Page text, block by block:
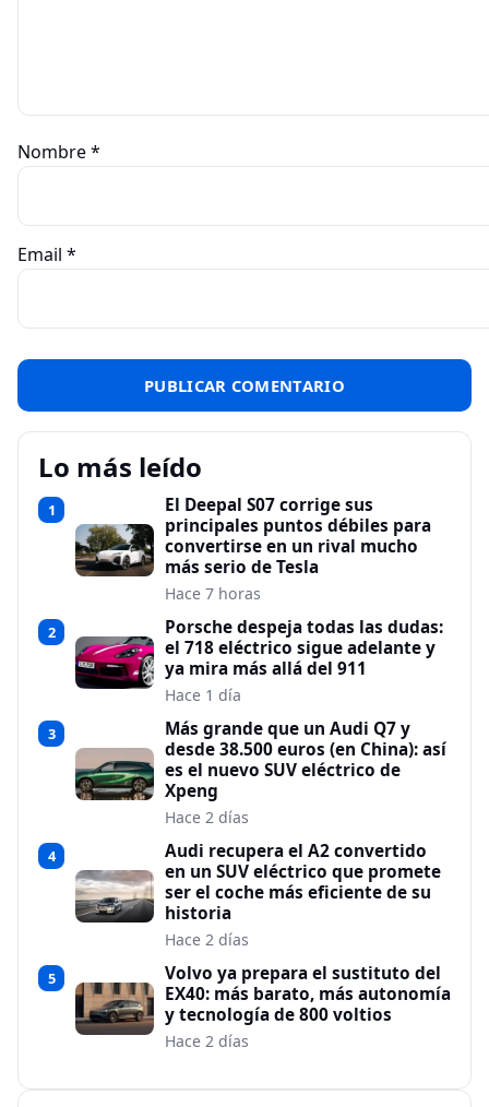
Nombre*
Email *
Lo más leído
1
El Deepal S07 corrige sus
principales puntos débiles para
convertirse en un rival mucho
más serio de Tesla
Hace 7 horas
2
Porsche despeja todas las dudas:
el 718 eléctrico sigue adelante y
ya mira más allá del 911
Hace 1 día
3
Más grande que un Audi Q7 y
desde 38.500 euros (en China): así
es el nuevo SUV eléctrico de
Xpeng
Hace 2 días
4
Audi recupera el A2 convertido
en un SUV eléctrico que promete
ser el coche más eficiente de su
historia
Hace 2 días
5
Volvo ya prepara el sustituto del
EX40: más barato, más autonomía
y tecnología de 800 voltios
Hace 2 días